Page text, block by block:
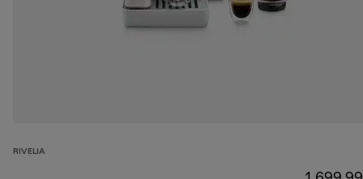
RIVELIA